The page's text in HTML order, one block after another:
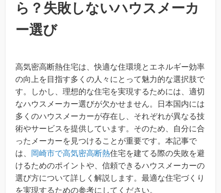
ら？失敗しないハウスメーカ
ー選び
高気密高断熱住宅は、快適な住環境とエネルギー効率
の向上を目指す多くの人々にとって魅力的な選択肢で
す。しかし、理想的な住宅を実現するためには、適切
なハウスメーカー選びが欠かせません。日本国内には
多くのハウスメーカーが存在し、それぞれが異なる技
術やサービスを提供しています。そのため、自分に合
ったメーカーを見つけることが重要です。本記事で
は、
岡崎市で高気密高断熱住宅を建てる際の失敗を避
けるためのポイントや、信頼できるハウスメーカーの
選び方について詳しく解説します。最適な住宅づくり
を実現するための参考にしてください。